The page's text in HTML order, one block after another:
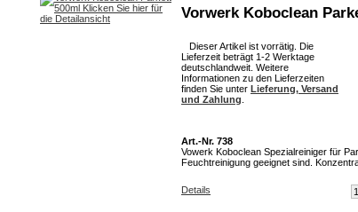
Vorwerk Koboclean
Dieser Artikel ist vorrätig. Die
Lieferzeit beträgt 1-2 Werktage
deutschlandweit. Weitere
Informationen zu den Lieferzeiten
finden Sie unter Lieferung, Versand
und Zahlung
Art.-Nr. 738
Vowerk Koboclean Spezialreiniger für
Feuchtreinigung geeignet sind.
Details